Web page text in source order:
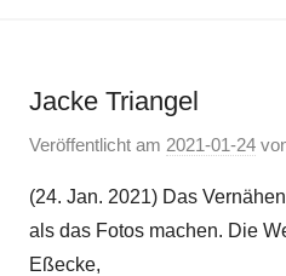
Jacke Triangel
Veröffentlicht am 2021-01-24
(24. Jan. 2021) Das
als das Fotos machen. Die
Eßecke,